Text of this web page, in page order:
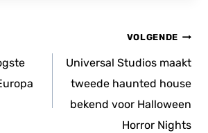
VOLGENDE
Universal Studios maakt
tweede haunted house
bekend voor Halloween
Horror Nights